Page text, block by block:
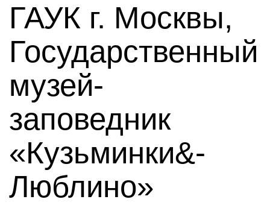
ГАУК г. Москвы,
Государственный
музей-
заповедник
«Кузьминки&-
Люблино»